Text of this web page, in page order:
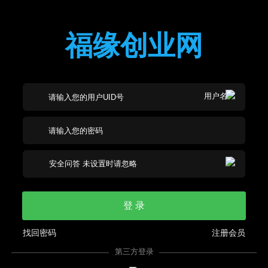
福缘创业网
登 录
注册会员
找回密码
第三方登录